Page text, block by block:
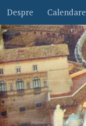
Skip to content
Despre Calendare